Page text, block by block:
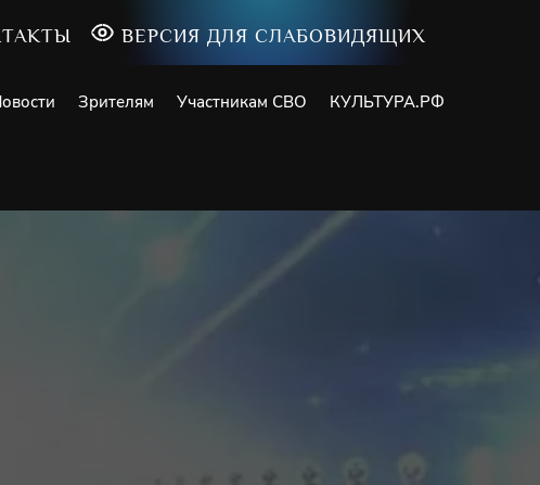
ВЕРСИЯ ДЛЯ СЛАБОВИДЯЩИХ
Зрителям Участникам СВО КУЛЬТУРА.РФ